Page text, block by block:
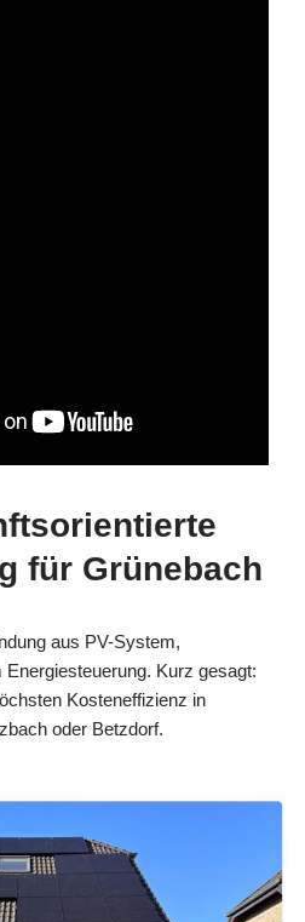
für Grünebach
aus PV-System,
Kurz gesagt:
Kosteneffizienz in
oder Betzdorf.